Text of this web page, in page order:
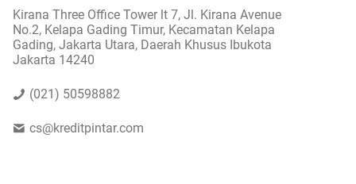
Kirana Three Office Tower lt 7, Jl. Kirana Avenue
No.2, Kelapa Gading Timur, Kecamatan Kelapa
Gading, Jakarta Utara, Daerah Khusus Ibukota
Jakarta 14240
(021) 50598882
cs@kreditpintar.com